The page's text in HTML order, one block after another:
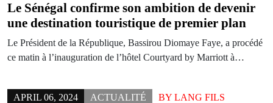
Le Sénégal confirme son ambition de devenir
une destination touristique de premier plan
Le Président de la République, Bassirou Diomaye Faye, a procédé
ce matin à l’inauguration de l’hôtel Courtyard by Marriott à…
APRIL 06, 2024 ACTUALITÉ BY LANG FILS